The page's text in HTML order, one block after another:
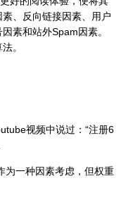
、反向链接因素、用户
素和站外Spam因素。
。
视频中说过：“注册6
为一种因素考虑，但权重